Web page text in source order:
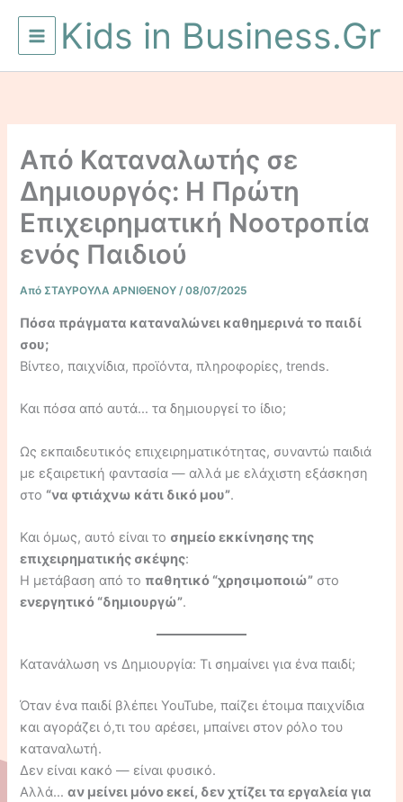
περιεχόμενοKids in Business.Gr
Από Καταναλωτής σε
Δημιουργός: Η Πρώτη
Επιχειρηματική Νοοτροπία
ενός Παιδιού
Από ΣΤΑΥΡΟΥΛΑ ΑΡΝΙΘΕΝΟΥ/08/07/2025
Πόσα πράγματα καταναλώνει καθημερινά το παιδί
σου;
Βίντεο, παιχνίδια, προϊόντα, πληροφορίες, trends.
Και πόσα από αυτά… τα δημιουργεί το ίδιο;
Ως εκπαιδευτικός επιχειρηματικότητας, συναντώ παιδιά
με εξαιρετική φαντασία — αλλά με ελάχιστη εξάσκηση
στο “να φτιάχνω κάτι δικό μου”.
Και όμως, αυτό είναι το σημείο εκκίνησης της
επιχειρηματικής σκέψης:
Η μετάβαση από το παθητικό “χρησιμοποιώ” στο
ενεργητικό “δημιουργώ”.
Κατανάλωση vs Δημιουργία: Τι σημαίνει για ένα παιδί;
Όταν ένα παιδί βλέπει YouTube, παίζει έτοιμα παιχνίδια
και αγοράζει ό,τι του αρέσει, μπαίνει στον ρόλο του
καταναλωτή.
Δεν είναι κακό — είναι φυσικό.
Αλλά…αν μείνει μόνο εκεί, δεν χτίζει τα εργαλεία για